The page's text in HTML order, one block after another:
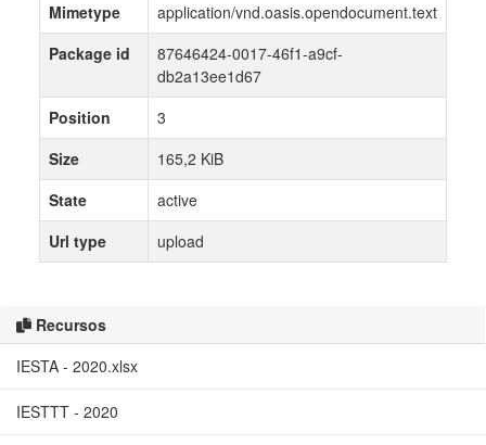
Recursos
IESTA - 2020.xlsx
IESTTT - 2020
Mimetype
application/vnd.oasis.opendocument.text
Package id
87646424-0017-46f1-a9cf-
db2a13ee1d67
Position
3
Size
165,2 KiB
State
active
Url type
upload